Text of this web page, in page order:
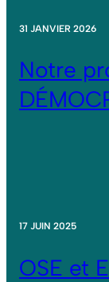
31 JANVIER 2026
Notre
17 JUIN 2025
OSE et